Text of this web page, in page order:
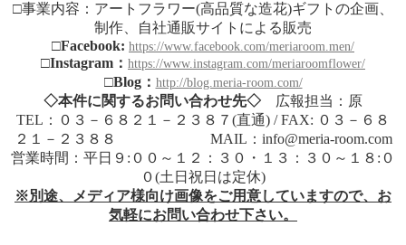
□事業内容：アートフラワー(高品質な造花)ギフトの企画、
制作、自社通販サイトによる販売
□Facebook: https://www.facebook.com/meriaroom.men/
□Instagram ： https://www.instagram.com/meriaroomflower/
□Blog： http://blog.meria-room.com/
◇本件に関するお問い合わせ先◇ 広報担当：原
TEL：０３－６８２１－２３８７(直通) / FAX: ０３－６８
２１－２３８８ MAIL：info@meria-room.com
営業時間：平日９:００～１２：３０・１３：３０～１８:０
０(土日祝日は定休)
※別途、メディア様向け画像をご用意していますので、お
気軽にお問い合わせ下さい。